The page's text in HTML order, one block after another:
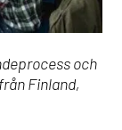
och
Finland,